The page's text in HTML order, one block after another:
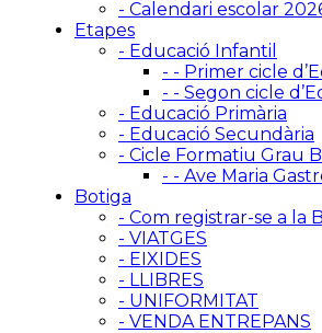
- Calendari escolar
Etapes
- Educació Infantil
- - Primer cicle
- - Segon cicle
- Educació Primària
- Educació Secundària
- Cicle Formatiu Grau
- - Ave Maria
Botiga
- Com registrar-se a la
- VIATGES
- EIXIDES
- LLIBRES
- UNIFORMITAT
- VENDA ENTREPANS